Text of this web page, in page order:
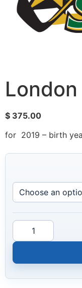
$ 375.00
for 2019 – birth